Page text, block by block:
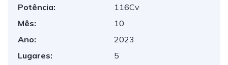
Potência:
116Cv
Mês:
10
Ano:
2023
Lugares:
5